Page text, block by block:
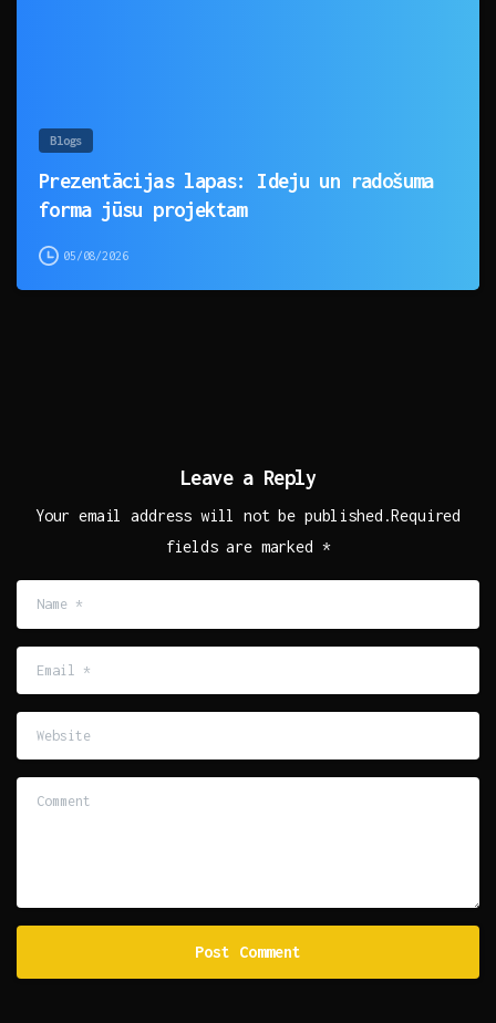
Blogs
Prezentācijas lapas: Ideju un radošuma
forma jūsu projektam
05/08/2026
Leave a Reply
Your email address will not be published.Required
fields are marked *
*
Website